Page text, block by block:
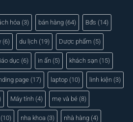
hóa (3) bán hàng (64) Bđs (14)
(6) du lịch (19) Dược phẩm (5)
dục (6) in ấn (5) khách sạn (15)
page (17) laptop (10) linh kiện (3)
Máy tính (4) mẹ và bé (8)
(10) nha khoa (3) nhà hàng (4)